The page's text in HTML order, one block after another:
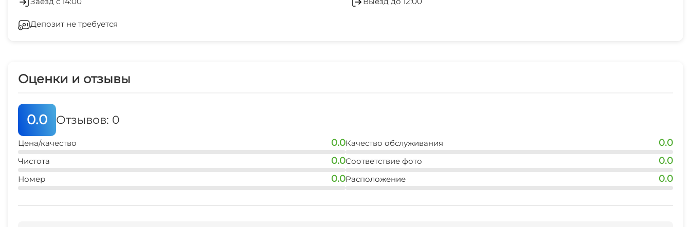
Кондиционер
Гладильные принадлежности
Конференц-зал
Депозит не требуется
Оценки и отзывы
0.0 Отзывов: 0
Цена/качество 0.0
Чистота 0.0
Номер 0.0
Качество обслуживания 0.0
Соответствие фото 0.0
Расположение 0.0